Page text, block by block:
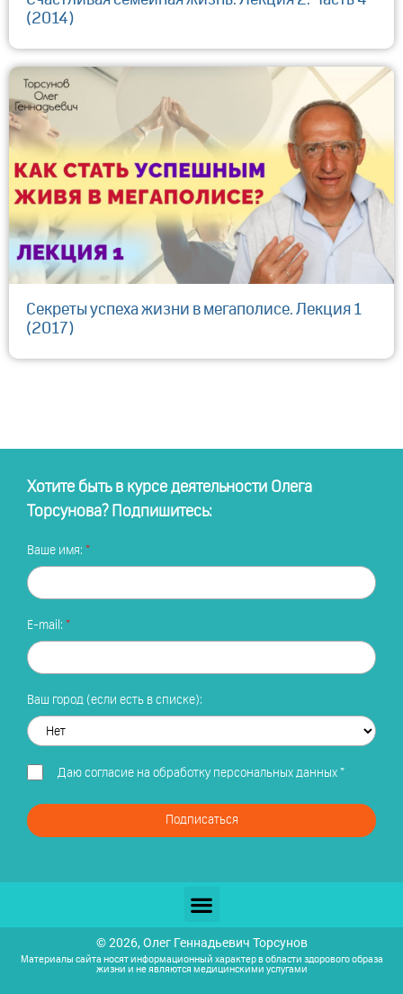
(2014)
Секреты успеха жизни в мегаполисе. Лекция 1
(2017)
Хотите быть в курсе деятельности Олега
Торсунова? Подпишитесь:
Ваше имя:
E-mail:
Ваш город (если есть в списке):
Даю согласие на обработку персональных данных*
Подписаться
© 2026, Олег Геннадьевич Торсунов
Материалы сайта носят информационный характер в области здорового образа
жизни и не являются медицинскими услугами